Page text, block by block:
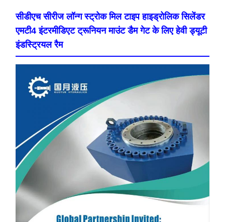
सीडीएच सीरीज लॉन्ग स्ट्रोक मिल टाइप हाइड्रोलिक सिलेंडर
एमटी4 इंटरमीडिएट ट्रूनियन माउंट डैम गेट के लिए हेवी ड्यूटी
इंडस्ट्रियल रैम